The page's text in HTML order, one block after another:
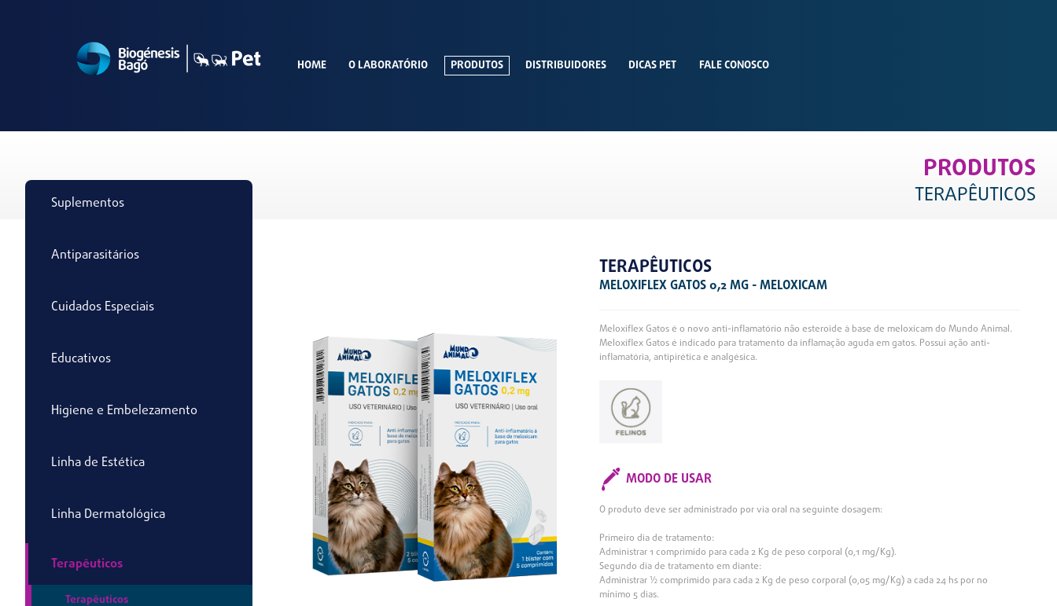
HOME O LABORATÓRIO PRODUTOS DISTRIBUIDORES DICAS PET FALE CONOSCO
PRODUTOS
TERAPÊUTICOS
Suplementos
Antiparasitários
Cuidados Especiais
Educativos
Higiene e Embelezamento
Linha de Estética
Linha Dermatológica
Terapêuticos
Terapêuticos
TERAPÊUTICOS
MELOXIFLEX GATOS 0,2 MG - MELOXICAM
Meloxiflex Gatos é o novo anti-inflamatório não esteroide à base de meloxicam do Mundo Animal.
Meloxiflex Gatos é indicado para tratamento da inflamação aguda em gatos. Possui ação anti-
inflamatória, antipirética e analgésica.
MODO DE USAR
O produto deve ser administrado por via oral na seguinte dosagem:
Primeiro dia de tratamento:
Administrar 1 comprimido para cada 2 Kg de peso corporal (0,1 mg/Kg).
Segundo dia de tratamento em diante:
Administrar ½ comprimido para cada 2 Kg de peso corporal (0,05 mg/Kg) a cada 24 hs por no
mínimo 5 dias.